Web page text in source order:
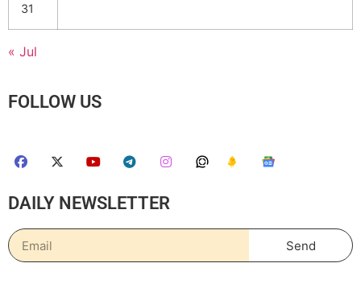
31
« Jul
FOLLOW US
DAILY NEWSLETTER
Send